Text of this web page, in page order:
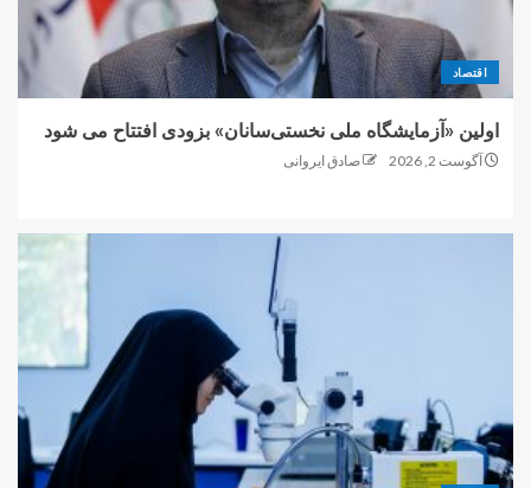
اقتصاد
اولین «آزمایشگاه ملی نخستی‌سانان» بزودی افتتاح می شود
آگوست 2, 2026 صادق ایروانی